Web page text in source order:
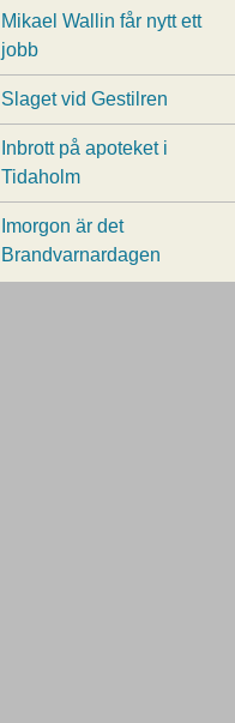
Mikael Wallin får nytt ett
jobb
Slaget vid Gestilren
Inbrott på apoteket i
Tidaholm
Imorgon är det
Brandvarnardagen